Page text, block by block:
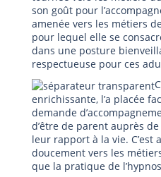
son goût pour
amenée vers les métiers
pour lequel elle se
dans une posture
respectueuse pour ces
enrichissante, l’a placée
demande
d’être de parent auprès
leur rapport à la vie. C’est
doucement vers les
que la pratique de